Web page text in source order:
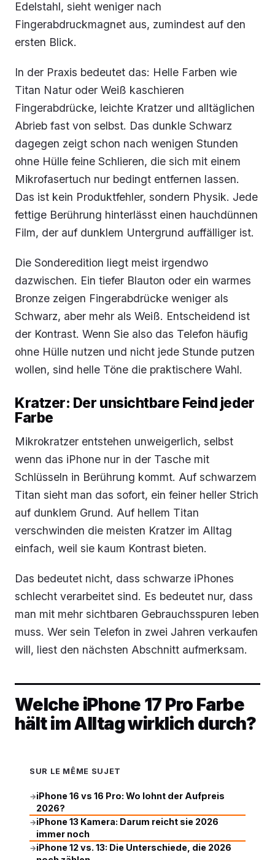
Edelstahl, sieht weniger nach
Fingerabdruckmagnet aus, zumindest auf den
ersten Blick.
In der Praxis bedeutet das: Helle Farben wie
Titan Natur oder Weiß kaschieren
Fingerabdrücke, leichte Kratzer und alltäglichen
Abrieb fast von selbst. Das dunkle Schwarz
dagegen zeigt schon nach wenigen Stunden
ohne Hülle feine Schlieren, die sich mit einem
Mikrofasertuch nur bedingt entfernen lassen.
Das ist kein Produktfehler, sondern Physik. Jede
fettige Berührung hinterlässt einen hauchdünnen
Film, der auf dunklem Untergrund auffälliger ist.
Die Sonderedition liegt meist irgendwo
dazwischen. Ein tiefer Blauton oder ein warmes
Bronze zeigen Fingerabdrücke weniger als
Schwarz, aber mehr als Weiß. Entscheidend ist
der Kontrast. Wenn Sie also das Telefon häufig
ohne Hülle nutzen und nicht jede Stunde putzen
wollen, sind helle Töne die praktischere Wahl.
Kratzer: Der unsichtbare Feind jeder
Farbe
Mikrokratzer entstehen unweigerlich, selbst
wenn das iPhone nur in der Tasche mit
Schlüsseln in Berührung kommt. Auf schwarzem
Titan sieht man das sofort, ein feiner heller Strich
auf dunklem Grund. Auf hellem Titan
verschwinden die meisten Kratzer im Alltag
einfach, weil sie kaum Kontrast bieten.
Das bedeutet nicht, dass schwarze iPhones
schlecht verarbeitet sind. Es bedeutet nur, dass
man mit mehr sichtbaren Gebrauchsspuren leben
muss. Wer sein Telefon in zwei Jahren verkaufen
will, liest den nächsten Abschnitt aufmerksam.
Welche iPhone 17 Pro Farbe
hält im Alltag wirklich durch?
SUR LE MÊME SUJET
→iPhone 16 vs 16 Pro: Wo lohnt der Aufpreis
2026?
→iPhone 13 Kamera: Darum reicht sie 2026
immer noch
→iPhone 12 vs. 13: Die Unterschiede, die 2026